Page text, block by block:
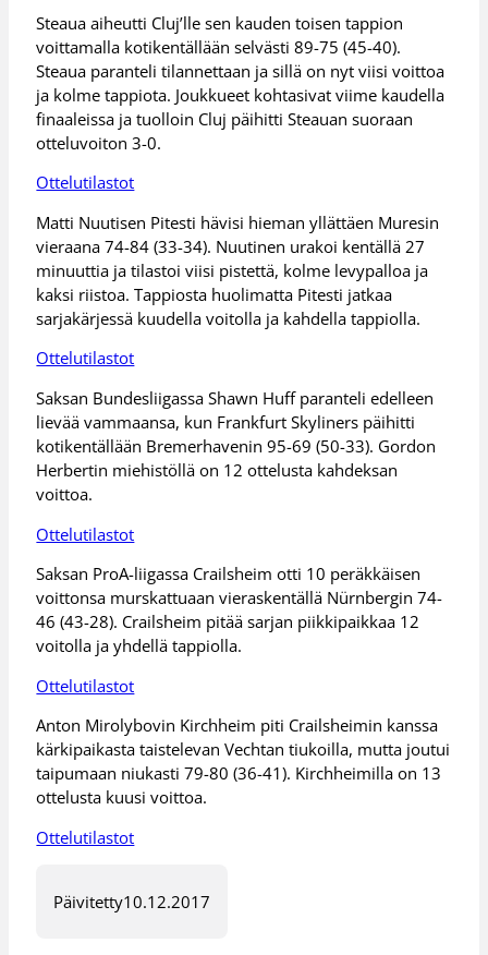
Steaua aiheutti Cluj’lle sen kauden toisen tappion
voittamalla kotikentällään selvästi 89-75 (45-40).
Steaua paranteli tilannettaan ja sillä on nyt viisi voittoa
ja kolme tappiota. Joukkueet kohtasivat viime kaudella
finaaleissa ja tuolloin Cluj päihitti Steauan suoraan
otteluvoiton 3-0.
Ottelutilastot
Matti Nuutisen Pitesti hävisi hieman yllättäen Muresin
vieraana 74-84 (33-34). Nuutinen urakoi kentällä 27
minuuttia ja tilastoi viisi pistettä, kolme levypalloa ja
kaksi riistoa. Tappiosta huolimatta Pitesti jatkaa
sarjakärjessä kuudella voitolla ja kahdella tappiolla.
Ottelutilastot
Saksan Bundesliigassa Shawn Huff paranteli edelleen
lievää vammaansa, kun Frankfurt Skyliners päihitti
kotikentällään Bremerhavenin 95-69 (50-33). Gordon
Herbertin miehistöllä on 12 ottelusta kahdeksan
voittoa.
Ottelutilastot
Saksan ProA-liigassa Crailsheim otti 10 peräkkäisen
voittonsa murskattuaan vieraskentällä Nürnbergin 74-
46 (43-28). Crailsheim pitää sarjan piikkipaikkaa 12
voitolla ja yhdellä tappiolla.
Ottelutilastot
Anton Mirolybovin Kirchheim piti Crailsheimin kanssa
kärkipaikasta taistelevan Vechtan tiukoilla, mutta joutui
taipumaan niukasti 79-80 (36-41). Kirchheimilla on 13
ottelusta kuusi voittoa.
Ottelutilastot
Päivitetty10.12.2017